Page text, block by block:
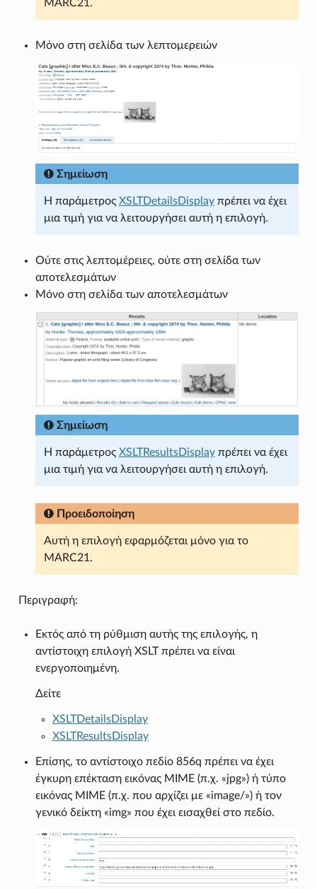
MARC21.
Μόνο στη σελίδα των λεπτομερειών
Σημείωση
Η παράμετρος XSLTDetailsDisplayπρέπει να έχει
μια τιμή για να λειτουργήσει αυτή η επιλογή.
Ούτε στις λεπτομέρειες, ούτε στη σελίδα των
αποτελεσμάτων
Μόνο στη σελίδα των αποτελεσμάτων
Σημείωση
Η παράμετρος XSLTResultsDisplayπρέπει να έχει
μια τιμή για να λειτουργήσει αυτή η επιλογή.
Προειδοποίηση
Αυτή η επιλογή εφαρμόζεται μόνο για το
MARC21.
Περιγραφή:
Εκτός από τη ρύθμιση αυτής της επιλογής, η
αντίστοιχη επιλογή XSLT πρέπει να είναι
ενεργοποιημένη.
Δείτε
XSLTDetailsDisplay
XSLTResultsDisplay
Επίσης, το αντίστοιχο πεδίο 856q πρέπει να έχει
έγκυρη επέκταση εικόνας MIME (π.χ. «jpg») ή τύπο
εικόνας MIME (π.χ. που αρχίζει με «image/») ή τον
γενικό δείκτη «img» που έχει εισαχθεί στο πεδίο.